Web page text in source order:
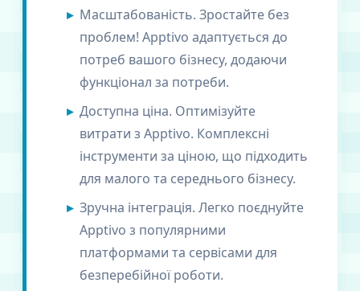
Масштабованість. Зростайте без
проблем! Apptivo адаптується до
потреб вашого бізнесу, додаючи
функціонал за потреби.
Доступна ціна. Оптимізуйте
витрати з Apptivo. Комплексні
інструменти за ціною, що підходить
для малого та середнього бізнесу.
Зручна інтеграція. Легко поєднуйте
Apptivo з популярними
платформами та сервісами для
безперебійної роботи.